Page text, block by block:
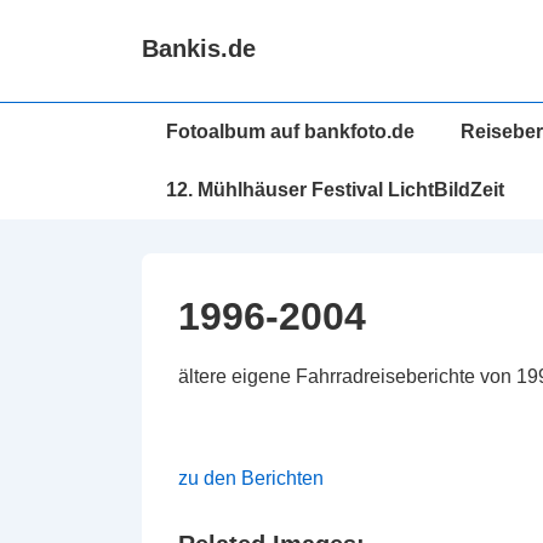
Bankis.de
Hauptnavigation
Fotoalbum auf bankfoto.de
12. Mühlhäuser Festival LichtBildZeit
1996-2004
ältere eigene Fahrradreiseberichte von
zu den Berichten